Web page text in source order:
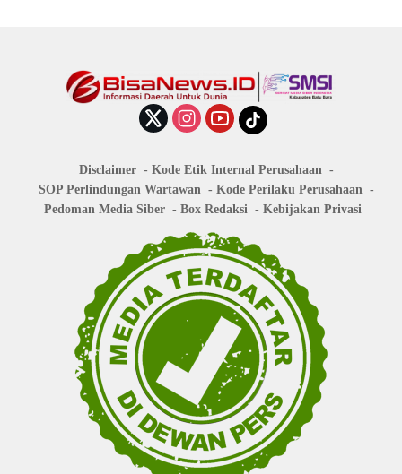
Disclaimer
Kode Etik Internal Perusahaan
SOP Perlindungan Wartawan
Kode Perilaku Perusahaan
Pedoman Media Siber
Box Redaksi Kebijakan Privasi